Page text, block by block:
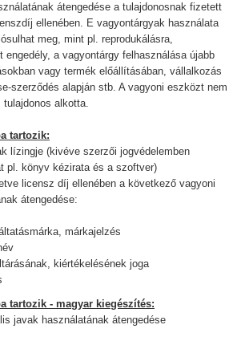
átengedése a tulajdonosnak fizetett
ellenében. E vagyontárgyak használata
meg, mint pl. reprodukálásra,
engedély, a vagyontárgy felhasználása újabb
vagy termék előállításában, vállalkozás
szerződés alapján stb. A vagyoni eszközt nem
alkotta.
tartozik:
lízingje (kivéve szerzői jogvédelemben
pl. könyv kézirata és a szoftver)
licensz díj ellenében a következő vagyoni
átengedése:
márkajelzés
kiértékelésének joga
tartozik - magyar kiegészítés:
javak használatának átengedése